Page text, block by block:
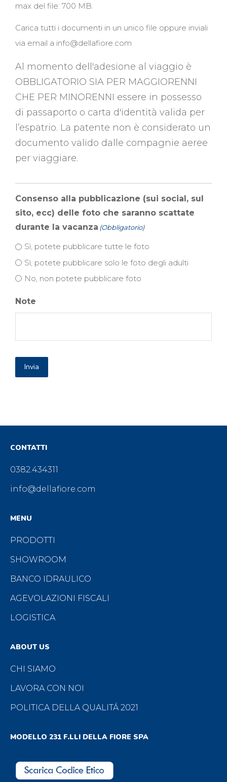
max del file: 700 MB.
Carica tutti i documenti in un unico file oppure inviali
via email a info@dellafiore.com
Al momento dell'adesione al viaggio è
OBBLIGATORIO SIA PER MAGGIORENNI
CHE PER MINORENNI essere in possesso
di passaporto o carta d'identità valida per
l’espatrio. La patente non è considerato un
documento valido dalle compagnie aeree
per viaggiare.
Consenso alla pubblicazione (sui social, sul
sito, ecc) delle foto che saranno scattate
durante la vacanza (Obbligatorio)
Sì, potete pubblicare tutte le foto
Sì, potete pubblicare solo le foto degli adulti
No, non potete pubblicare foto
Note
Invia
CONTATTI
0382.434311
info@dellafiore.com
MENU
PRODOTTI
SHOWROOM
BANCO IDRAULICO
AGEVOLAZIONI FISCALI
LOGISTICA
ABOUT US
CHI SIAMO
LAVORA CON NOI
POLITICA DELLA QUALITÁ 2021
MODELLO 231 F.LLI DELLA FIORE SPA